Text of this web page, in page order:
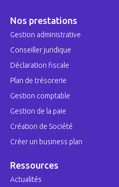
Nos prestations
Gestion administrative
Conseiller juridique
Déclaration fiscale
Plan de trésorerie
Gestion comptable
Gestion de la paie
Création de Société
Créer un business plan
Ressources
Actualités